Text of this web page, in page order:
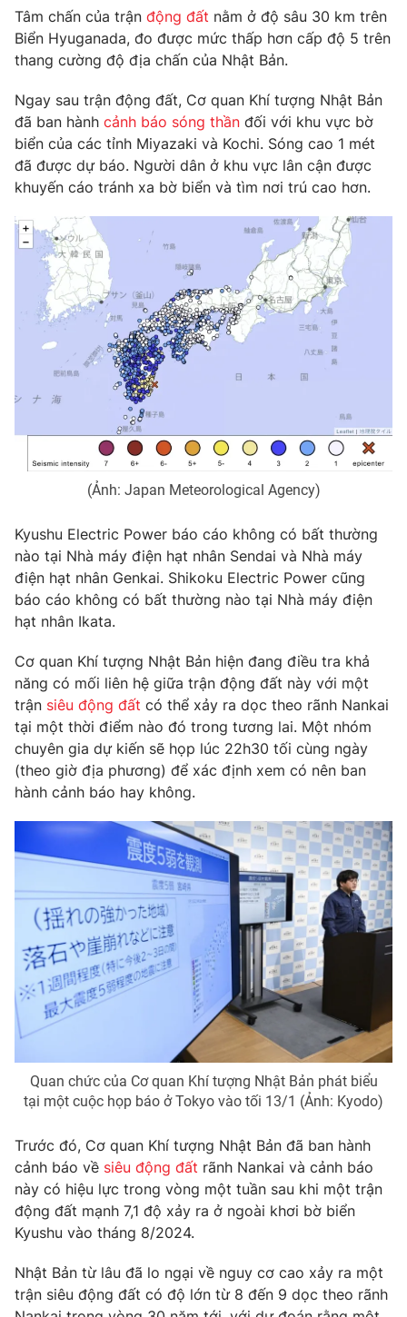
Câu chuyện quốc tế
Thị trường
Góc doanh nghiệp
Dữ liệu và đời sống
Truyền hình
Phim VTV
Hậu trường
Nhân vật
Giải sao mai
Giải trí
Điện ảnh
Âm nhạc
Sao
Đời sống
Làm đẹp
Chất lượng cuộc sống
Giáo dục
Tuyển sinh
Học trực tuyến
Công nghệ
Hitech Công nghệ tương lai
Sản phẩm
Giao lưu trực tuyến
Lịch phát sóng
Chuyên mục khác
Emagazine Podcast
Photo Infographic
Video Shorts video
VTV Sức khoẻ Bất động sản
Thị trường 24h Tấm lòng Việt
VTV4
VTV9 VTV8
Liên hệ tòa soạn English
THỜI BÁO VTV
Theo dõi báo trên
Cơ quan chủ quản:
Đài Truyền hình Việt Nam
Cơ quan báo chí:Thời báo VTV
Giấy phép hoạt động báo in và báo điện tử số 483/GP-BTTTT
cấp ngày 29/12/2023
Tổng Biên tập:Vũ Thanh Thủy
Nguyễn Trọng Ninh
Tổng đài VTV:024.38 355 931 - 024.38 355 932
Tâm chấn của trận động đất nằm ở độ sâu 30 km trên
Biển Hyuganada, đo được mức thấp hơn cấp độ 5 trên
thang cường độ địa chấn của Nhật Bản.
Ngay sau trận động đất, Cơ quan Khí tượng Nhật Bản
đã ban hành cảnh báo sóng thần đối với khu vực bờ
biển của các tỉnh Miyazaki và Kochi. Sóng cao 1 mét
đã được dự báo. Người dân ở khu vực lân cận được
khuyến cáo tránh xa bờ biển và tìm nơi trú cao hơn.
(Ảnh: Japan Meteorological Agency)
Kyushu Electric Power báo cáo không có bất thường
nào tại Nhà máy điện hạt nhân Sendai và Nhà máy
điện hạt nhân Genkai. Shikoku Electric Power cũng
báo cáo không có bất thường nào tại Nhà máy điện
hạt nhân Ikata.
Cơ quan Khí tượng Nhật Bản hiện đang điều tra khả
năng có mối liên hệ giữa trận động đất này với một
trận siêu động đất có thể xảy ra dọc theo rãnh Nankai
tại một thời điểm nào đó trong tương lai. Một nhóm
chuyên gia dự kiến sẽ họp lúc 22h30 tối cùng ngày
(theo giờ địa phương) để xác định xem có nên ban
hành cảnh báo hay không.
Quan chức của Cơ quan Khí tượng Nhật Bản phát biểu
tại một cuộc họp báo ở Tokyo vào tối 13/1 (Ảnh: Kyodo)
Trước đó, Cơ quan Khí tượng Nhật Bản đã ban hành
cảnh báo về siêu động đất rãnh Nankai và cảnh báo
này có hiệu lực trong vòng một tuần sau khi một trận
động đất mạnh 7,1 độ xảy ra ở ngoài khơi bờ biển
Kyushu vào tháng 8/2024.
Nhật Bản từ lâu đã lo ngại về nguy cơ cao xảy ra một
trận siêu động đất có độ lớn từ 8 đến 9 dọc theo rãnh